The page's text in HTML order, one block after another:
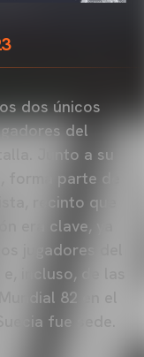
dos únicos
del
Junto a su
parte de
recinto que
era clave, ya
jugadores del
incluso, de las
82 en el
fue sede.